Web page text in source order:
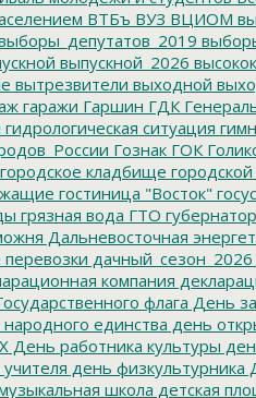
ВТБъ ВУЗ ВЦИОМ
выпускной_2026
вытрезвители выходной
гаражи Гаршин ГДК
гидрологическая ситуация
Гознак ГОК
городское кладбище городской
гостиница "Восток"
грязная вода ГТО губернатор
Дальневосточная
дачный_сезон_2026
компания
флага День
единства день
День работника культуры
день физкультурника
школа детская